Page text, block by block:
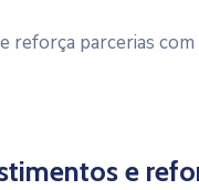
parcerias com
e